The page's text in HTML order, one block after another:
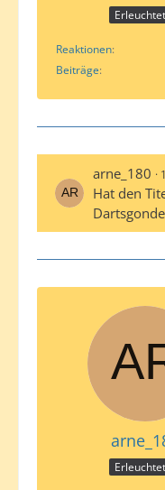
Reaktionen
Beiträge
arne_180
Hat den